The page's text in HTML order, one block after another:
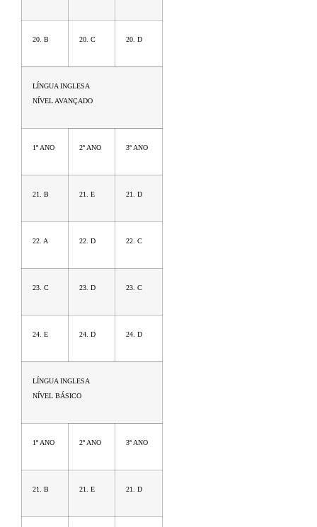
20. B 20. C 20. D
LÍNGUA INGLESA
NÍVEL AVANÇADO
1º ANO 2º ANO 3º ANO
21. B 21. E 21. D
22. A 22. D 22. C
23. C 23. D 23. C
24. E 24. D 24. D
LÍNGUA INGLESA
NÍVEL BÁSICO
1º ANO 2º ANO 3º ANO
21. B 21. E 21. D